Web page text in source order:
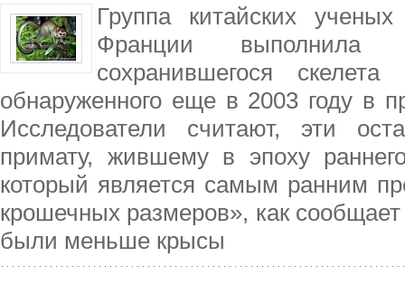
Группа китайских
Франции выполнила
сохранившегося
обнаруженного еще в 2003 году в
Исследователи считают, эти
примату, жившему в эпоху
который является самым ранним
крошечных размеров», как
были меньше крысы